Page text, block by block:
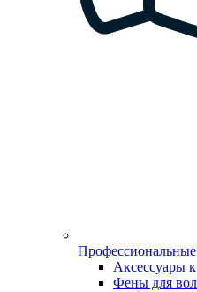
Аксессуары
Фены для